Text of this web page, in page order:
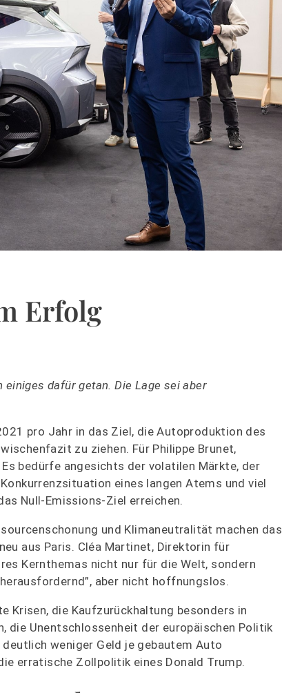
Erfolg
dafür getan. Die Lage sei aber
pro Jahr in das Ziel, die Autoproduktion des
zu ziehen. Für Philippe Brunet,
bedürfe angesichts der volatilen Märkte, der
eines langen Atems und viel
Null-Emissions-Ziel erreichen.
und Klimaneutralität machen das
aus Paris. Cléa Martinet, Direktorin für
Kernthemas nicht nur für die Welt, sondern
aber nicht hoffnungslos.
Krisen, die Kaufzurückhaltung besonders in
die Unentschlossenheit der europäischen Politik
weniger Geld je gebautem Auto
erratische Zollpolitik eines Donald Trump.